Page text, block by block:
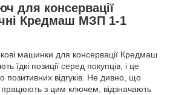
для консервації
Кредмаш МЗП 1-1
машинки для консервації Кредмаш
їдкі позиції серед покупців, і це
позитивних відгуків. Не дивно, що
працюють з цим ключем, відзначають